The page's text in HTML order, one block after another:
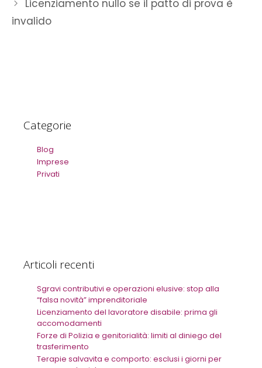
Licenziamento nullo se il patto di prova è
invalido
Categorie
Blog
Imprese
Privati
Articoli recenti
Sgravi contributivi e operazioni elusive: stop alla
“falsa novità” imprenditoriale
Licenziamento del lavoratore disabile: prima gli
accomodamenti
Forze di Polizia e genitorialità: limiti al diniego del
trasferimento
Terapie salvavita e comporto: esclusi i giorni per